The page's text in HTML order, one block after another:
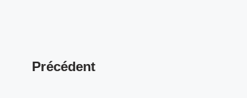
Précédent